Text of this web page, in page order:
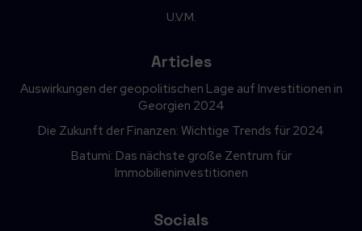
U.V.M.
Articles
Auswirkungen der geopolitischen Lage auf Investitionen in
Georgien 2024
Die Zukunft der Finanzen: Wichtige Trends für 2024
Batumi: Das nächste große Zentrum für
Immobilieninvestitionen
Socials